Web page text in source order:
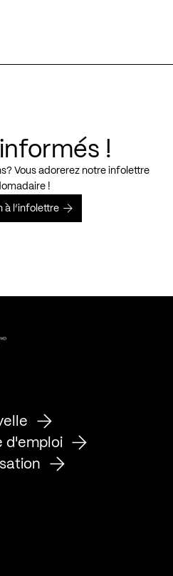
!
Vous adorerez notre infolettre
!
à l’infolettre
d'emploi